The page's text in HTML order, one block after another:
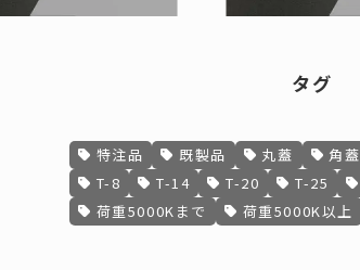
タグ
特注品 既製品 丸蓋 角蓋
T-8
T-14 T-20 T-25
荷重5000Kまで
荷重5000K以上